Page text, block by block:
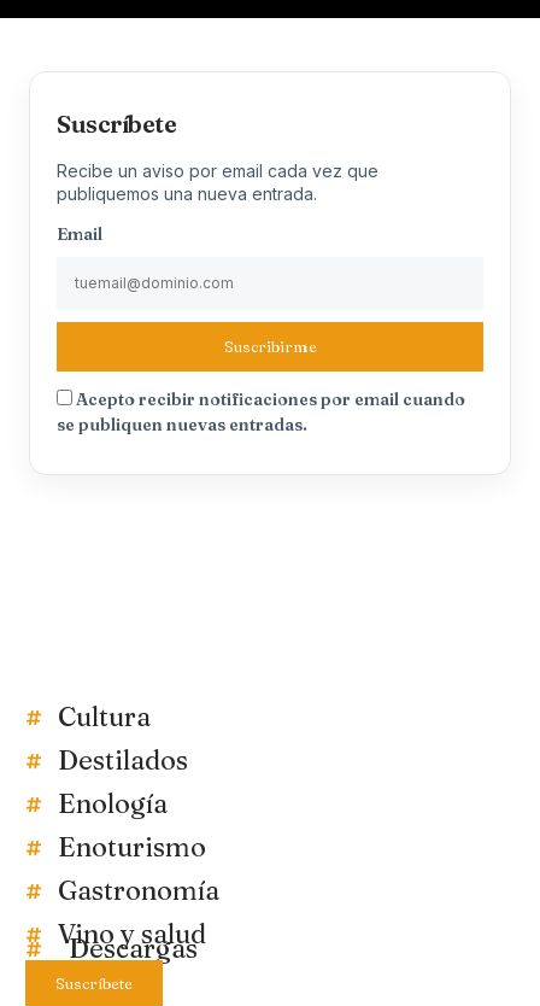
Suscríbete
Recibe un aviso por email cada vez que
publiquemos una nueva entrada.
Email
Suscribirme
Acepto recibir notificaciones por email cuando
se publiquen nuevas entradas.
Cultura
Destilados
Enología
Enoturismo
Gastronomía
Vino y salud
Descargas
Suscríbete